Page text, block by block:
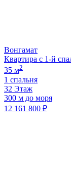
Вонгамат
Квартира с 1-й
35 м2
1 спальня
32 Этаж
300 м до моря
12 161 800 ₽